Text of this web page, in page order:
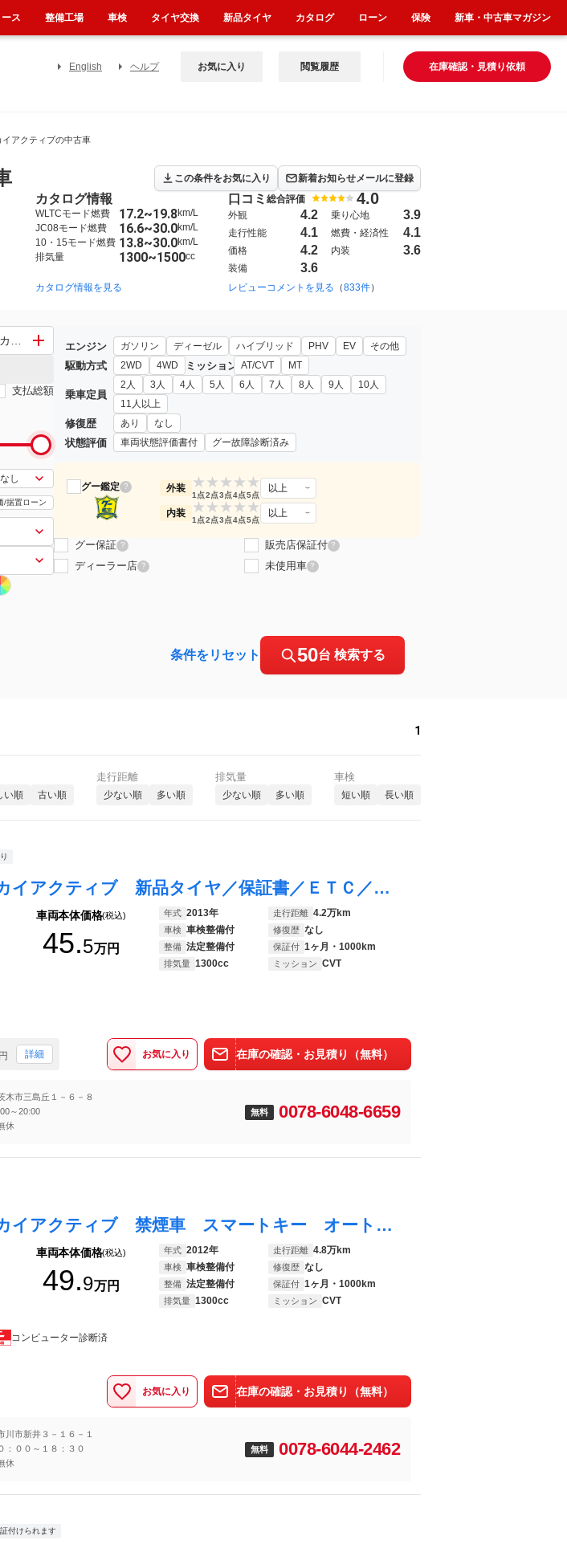
English ヘルプ 在庫確認・見積り依頼
お気に入り 閲覧履歴
イアクティブの中古車
この条件をお気に入り 新着お知らせメールに登録
2002年8月~2007年7月（18） 1996年8月~2002年8月（3） 2014年9月~2019年7月（982）
カタログ情報
WLTCモード燃費 17.2~19.8km/L
JC08モード燃費
16.6~30.0km/L
10・15モード燃費 13.8~30.0km/L
排気量
1300~1500cc
カタログ情報を見る
口コミ 総合評価 4.0
外観 4.2 乗り心地 3.9
走行性能 4.1 燃費・経済性 4.1
価格 4.2 内装 3.6
装備 3.6
レビューコメントを見る （833件）
イアクティブ」 その他「１３－スカイアクティブ」
支払総額
/据置ローン
エンジン ガソリン ディーゼル ハイブリッド PHV EV その他
駆動方式 2WD 4WD ミッション AT/CVT MT
乗車定員
2人 3人 4人 5人 6人 7人 8人 9人
10人
11人以上
修復歴 あり なし
状態評価 車両状態評価書付 グー故障診断済み
グー鑑定 ? 外装 ★
1点
★
2点
★
3点
★
4点
★
5点
以上
内装 ★
1点
★
2点
★
3点
★
4点
★
5点
以上
グー保証 ? 販売店保証付 ?
ディーラー店 ? 未使用車 ?
条件をリセット 50台 検索する
1
い順 古い順
走行距離
少ない順 多い順
排気量
少ない順 多い順
車検
短い順 長い順
デミオ １３－スカイアクティブ 新品タイヤ／保証書／ＥＴＣ／ＥＢＤ付ＡＢＳ／横滑り防止装置／アイドリングストップ／エアバッグ 運転席／エアバッグ 助手席／衝突安全ボディ／パワーウインドウ／キーレスエントリー／オートエアコン
車両本体価格(税込)
45.5万円
年式 2013年 走行距離 4.2万km
車検 車検整備付 修復歴 なし
整備 法定整備付 保証付 1ヶ月・1000km
排気量 1300cc ミッション CVT
円 詳細 お気に入り 在庫の確認・お見積り（無料）
木市三島丘１－６－８
～20:00
休
無料 0078-6048-6659
デミオ １３－スカイアクティブ 禁煙車 スマートキー オートエアコン 純正ＳＤナビ ワンセグＴＶ ＣＤ ステアリングリモコン ドライブレコーダー オートライト 電動格納ミラー ドアバイザー 除菌
車両本体価格(税込)
49.9万円
年式 2012年 走行距離 4.8万km
車検 車検整備付 修復歴 なし
整備 法定整備付 保証付 1ヶ月・1000km
排気量 1300cc ミッション CVT
コンピューター診断済
お気に入り 在庫の確認・お見積り（無料）
川市新井３－１６－１
：００～１８：３０
休
無料 0078-6044-2462
付けられます
ス 整備工場 車検 タイヤ交換 新品タイヤ カタログ ローン 保険 新車・中古車マガジン